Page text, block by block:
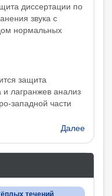
диcсертации по
звука с
нормальных
защита
и лагранжев анализ
западной части
Далее
течений